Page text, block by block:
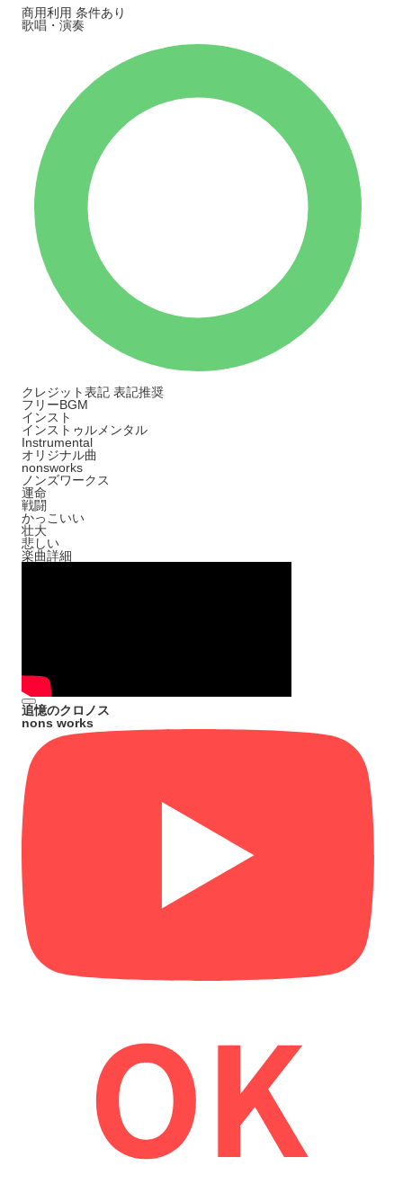
商用利用 条件あり
歌唱・演奏
クレジット表記 表記推奨
フリーBGM
インスト
インストゥルメンタル
Instrumental
オリジナル曲
nonsworks
ノンズワークス
運命
戦闘
かっこいい
壮大
悲しい
楽曲詳細
追憶のクロノス
nons works